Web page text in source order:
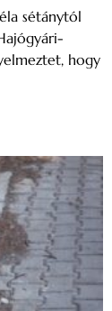
sétánytól
hogy